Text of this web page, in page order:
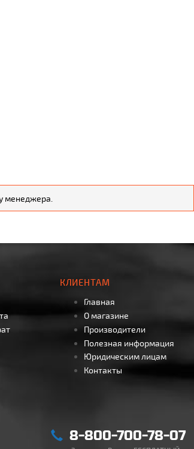
менеджера.
КЛИЕНТАМ
Главная
О магазине
Производители
Полезная информация
Юридическим лицам
Контакты
8-800-700-78-07